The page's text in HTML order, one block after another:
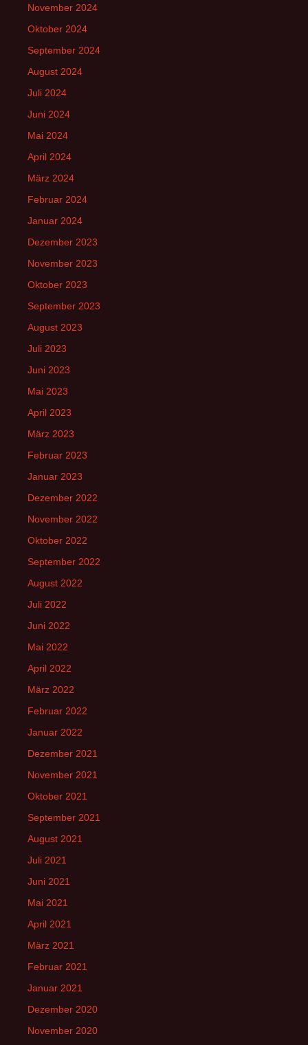
November 2024
Oktober 2024
September 2024
August 2024
Juli 2024
Juni 2024
Mai 2024
April 2024
März 2024
Februar 2024
Januar 2024
Dezember 2023
November 2023
Oktober 2023
September 2023
August 2023
Juli 2023
Juni 2023
Mai 2023
April 2023
März 2023
Februar 2023
Januar 2023
Dezember 2022
November 2022
Oktober 2022
September 2022
August 2022
Juli 2022
Juni 2022
Mai 2022
April 2022
März 2022
Februar 2022
Januar 2022
Dezember 2021
November 2021
Oktober 2021
September 2021
August 2021
Juli 2021
Juni 2021
Mai 2021
April 2021
März 2021
Februar 2021
Januar 2021
Dezember 2020
November 2020